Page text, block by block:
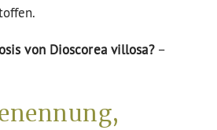
von Dioscorea villosa?–